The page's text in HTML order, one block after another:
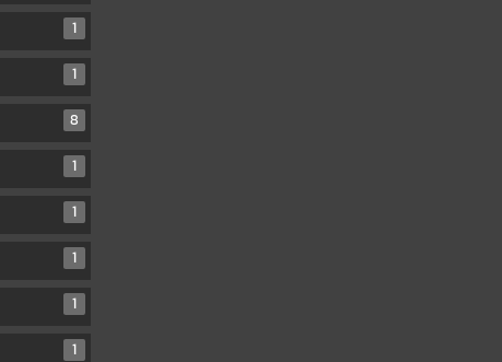
1
1
8
1
1
1
1
1